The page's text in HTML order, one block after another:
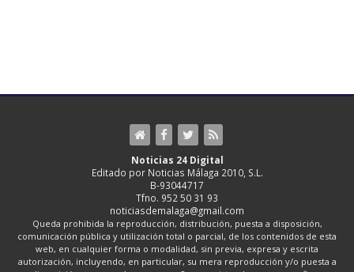
Noticias 24 Digital
Editado por Noticias Málaga 2010, S.L.
B-93044717
Tfno. 952 50 31 93
noticiasdemalaga@gmail.com
Queda prohibida la reproducción, distribución, puesta a disposición,
comunicación pública y utilización total o parcial, de los contenidos de esta
web, en cualquier forma o modalidad, sin previa, expresa y escrita
autorización, incluyendo, en particular, su mera reproducción y/o puesta a